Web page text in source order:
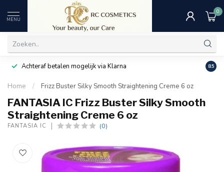
MENU
0
Achteraf betalen mogelijk via Klarna 8.5
Home / Frizz Buster Silky Smooth Straightening Creme 6 oz
FANTASIA IC Frizz Buster Silky Smooth
Straightening Creme 6 oz
FANTASIA IC (0)